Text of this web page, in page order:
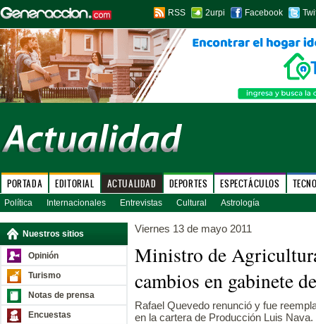
RSS 2urpi Facebook
PORTADA EDITORIAL ACTUALIDAD DEPORTES ESPECTÁCULOS
Política Internacionales Entrevistas Cultural Astrología
Nuestros sitios
Opinión
Turismo
Notas de prensa
Encuestas
Viernes 13 de mayo 2011
Ministro de
cambios en gabinete
Rafael Quevedo renunció y fue
en la cartera de Producción Luis Nava.